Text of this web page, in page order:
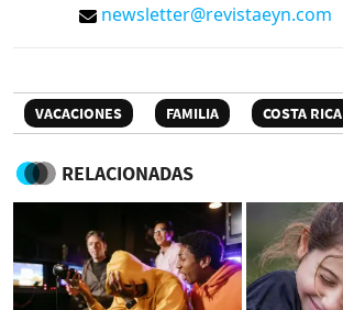
newsletter@revistaeyn.com
VACACIONES FAMILIA COSTA RICA
RELACIONADAS